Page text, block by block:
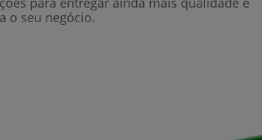
o seu negócio.